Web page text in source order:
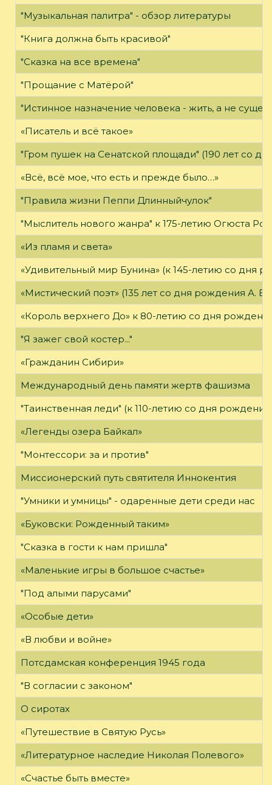
"Музыкальная палитра" - обзор литературы
"Книга должна быть красивой"
"Сказка на все времена"
"Прощание с Матёрой"
"Истинное назначение человека - жить, а не
«Писатель и всё такое»
"Гром пушек на Сенатской площади" (190 лет со
«Всё, всё мое, что есть и прежде было…»
"Правила жизни Пеппи Длинныйчулок"
"Мыслитель нового жанра" к 175-летию Огюста
«Из пламя и света»
«Удивительный мир Бунина» (к 145-летию со дня
«Мистический поэт» (135 лет со дня рождения А.
«Король верхнего До» к 80-летию со дня
"Я зажег свой костер..."
«Гражданин Сибири»
Международный день памяти жертв фашизма
"Таинственная леди" (к 110-летию со дня
«Легенды озера Байкал»
"Монтессори: за и против"
Миссионерский путь святителя Иннокентия
"Умники и умницы" - одаренные дети среди нас
«Буковски: Рожденный таким»
"Сказка в гости к нам пришла"
«Маленькие игры в большое счастье»
"Под алыми парусами"
«Особые дети»
«В любви и войне»
Потсдамская конференция 1945 года
"В согласии с законом"
О сиротах
«Путешествие в Святую Русь»
«Литературное наследие Николая Полевого»
«Счастье быть вместе»